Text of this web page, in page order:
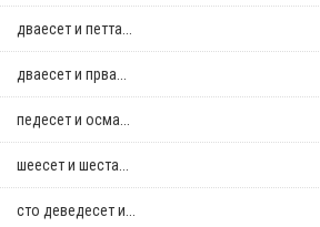
дваесет и петта...
дваесет и прва...
педесет и осма...
шеесет и шеста...
сто деведесет и...